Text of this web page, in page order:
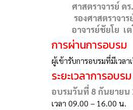
ศาสตราจารย์
รองศาสตราจา
อาจารย์ชัยโย เ
การผ่านการอบรม
ผู้เข้ารับการอบรมที่มีเวล
ระยะเวลาการอบร
อบรมวันที่ 8 กันยายน
เวลา 09.00 – 16.00 น.